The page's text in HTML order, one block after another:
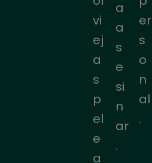
vi
ej
a
s
p
el
e
a
a
a
s
e
si
n
ar
.
er
s
o
n
al
.